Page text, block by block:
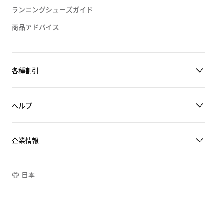
ランニングシューズガイド
商品アドバイス
各種割引
ヘルプ
企業情報
日本